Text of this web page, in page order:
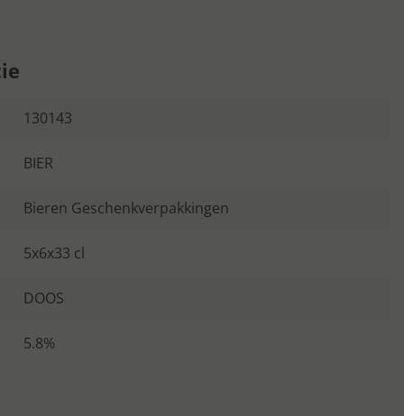
130143
BIER
Bieren Geschenkverpakkingen
5x6x33 cl
DOOS
5.8%